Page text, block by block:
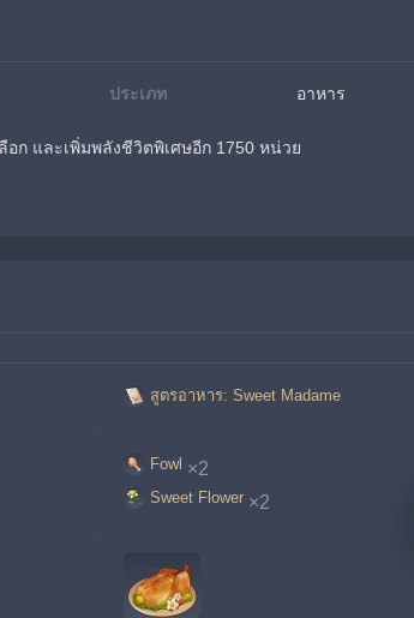
ประเภท อาหาร
ก และเพิ่มพลังชีวิตพิเศษอีก 1750 หน่วย
สูตรอาหาร: Sweet Madame
Fowl ×2
Sweet Flower ×2